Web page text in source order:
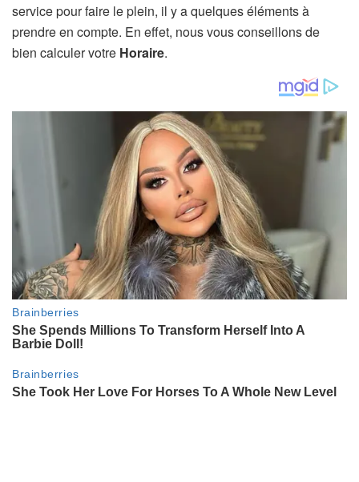
service pour faire le plein, il y a quelques éléments à
prendre en compte. En effet, nous vous conseillons de
bien calculer votre Horaire.